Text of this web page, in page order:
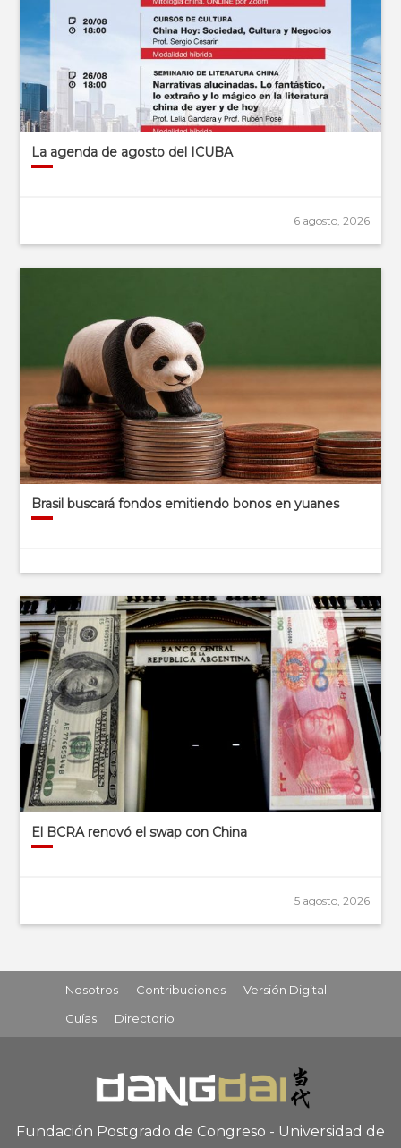
La agenda de agosto del ICUBA
6 agosto, 2026
Brasil buscará fondos emitiendo bonos en yuanes
El BCRA renovó el swap con China
5 agosto, 2026
Nosotros Contribuciones
Versión Digital
Guías
Directorio
Fundación Postgrado de Congreso - Universidad de